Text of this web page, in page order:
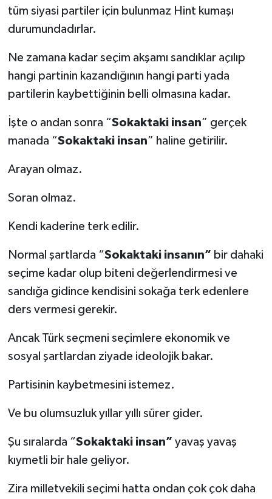
tüm siyasi partiler için bulunmaz Hint kumaşı
durumundadırlar.
Ne zamana kadar seçim akşamı sandıklar açılıp
hangi partinin kazandığının hangi parti yada
partilerin kaybettiğinin belli olmasına kadar.
İşte o andan sonra “Sokaktaki insan” gerçek
manada “Sokaktaki insan” haline getirilir.
Arayan olmaz.
Soran olmaz.
Kendi kaderine terk edilir.
Normal şartlarda “Sokaktaki insanın” bir dahaki
seçime kadar olup biteni değerlendirmesi ve
sandığa gidince kendisini sokağa terk edenlere
ders vermesi gerekir.
Ancak Türk seçmeni seçimlere ekonomik ve
sosyal şartlardan ziyade ideolojik bakar.
Partisinin kaybetmesini istemez.
Ve bu olumsuzluk yıllar yıllı sürer gider.
Şu sıralarda “Sokaktaki insan” yavaş yavaş
kıymetli bir hale geliyor.
Zira milletvekili seçimi hatta ondan çok çok daha